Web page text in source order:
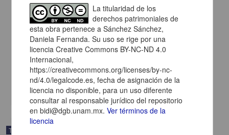
Estrategia de obtención y mantenimiento del oficio de
reconocimiento de un medicamento huérfano
Cerqueda Pereda, Juan Carlos
Biología y Química,Medicina y Ciencias de la Salud
Trabajo de grado
La titularidad de los
derechos patrimoniales de
esta obra pertenece a Sánchez Sánchez,
Daniela Fernanda. Su uso se rige por una
licencia Creative Commons BY-NC-ND 4.0
Internacional,
https://creativecommons.org/licenses/by-nc-
nd/4.0/legalcode.es, fecha de asignación de la
licencia no disponible, para un uso diferente
consultar al responsable jurídico del repositorio
en bidi@dgb.unam.mx.Ver términos de la
licencia